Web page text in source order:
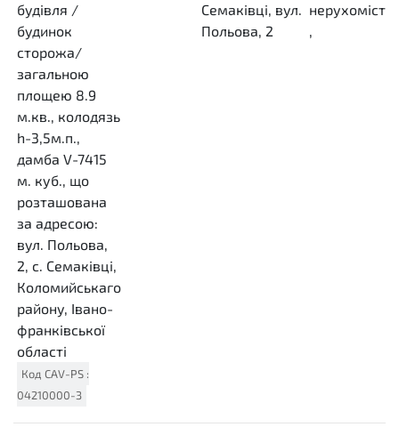
будівля /
будинок
сторожа/
загальною
площею 8.9
м.кв., колодязь
h-3,5м.п.,
дамба V-7415
м. куб., що
розташована
за адресою:
вул. Польова,
2, с. Семаківці,
Коломийськаго
району, Івано-
франківської
області
Код CAV-PS :
04210000-3
Семаківці, вул.
Польова, 2
нерухомість
,